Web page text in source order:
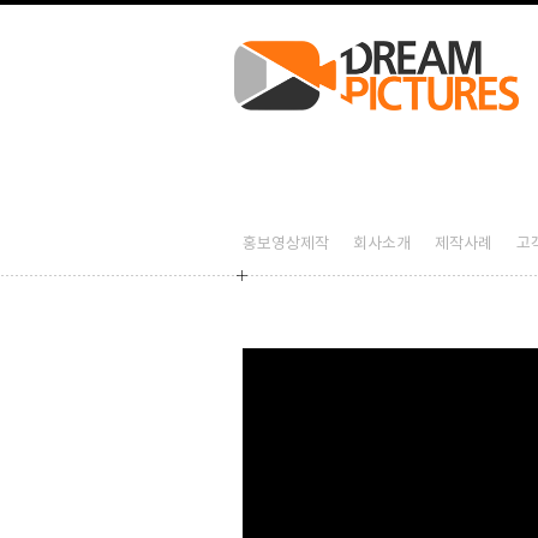
스텔라 부산영화제 행사 스케치,홍보영상제작,홍보영상제작업체,기업홍보영상
스텔라 부산영화제 행사 스케
홍보영상제작 회사소개 제작사례 고